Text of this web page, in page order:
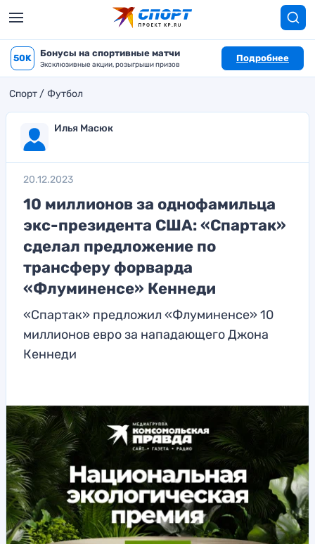
50K Бонусы на спортивные матчи
Эксклюзивные акции, розыгрыши призов
Подробнее
Спорт Футбол
Илья Масюк
20.12.2023
10 миллионов за однофамильца
экс-президента США: «Спартак»
сделал предложение по
трансферу форварда
«Флуминенсе» Кеннеди
«Спартак» предложил «Флуминенсе» 10
миллионов евро за нападающего Джона
Кеннеди